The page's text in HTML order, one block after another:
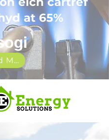
at 65%
Darganfod Mwy